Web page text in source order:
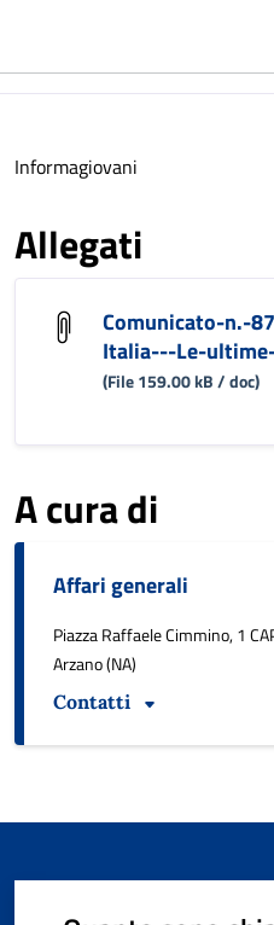
Informagiovani
Allegati
Comunicato-n.-
Italia---Le-
(File 159.00 kB / doc)
A cura di
Affari generali
Piazza Raffaele Cimmino, 1
Arzano (NA)
Contatti